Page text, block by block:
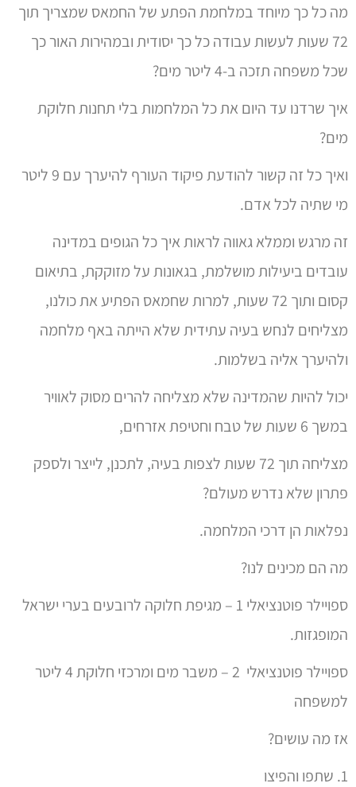
מה כל כך מיוחד במלחמת הפתע של החמאס שמצריך תוך
72 שעות לעשות עבודה כל כך יסודית ובמהירות האור כך
שכל משפחה תזכה ב-4 ליטר מים?
איך שרדנו עד היום את כל המלחמות בלי תחנות חלוקת
מים?
ואיך כל זה קשור להודעת פיקוד העורף להיערך עם 9 ליטר
מי שתיה לכל אדם.
זה מרגש וממלא גאווה לראות איך כל הגופים במדינה
עובדים ביעילות מושלמת, בגאונות על מזוקקת, בתיאום
קסום ותוך 72 שעות, למרות שחמאס הפתיע את כולנו,
מצליחים לנחש בעיה עתידית שלא הייתה באף מלחמה
ולהיערך אליה בשלמות.
יכול להיות שהמדינה שלא מצליחה להרים מסוק לאוויר
במשך 6 שעות של טבח וחטיפת אזרחים,
מצליחה תוך 72 שעות לצפות בעיה, לתכנן, לייצר ולספק
פתרון שלא נדרש מעולם?
נפלאות הן דרכי המלחמה.
מה הם מכינים לנו?
ספויילר פוטנציאלי 1 – מגיפת חלוקה לרובעים בערי ישראל
המופגזות.
ספויילר פוטנציאלי 2 – משבר מים ומרכזי חלוקת 4 ליטר
למשפחה
אז מה עושים?
1. שתפו והפיצו